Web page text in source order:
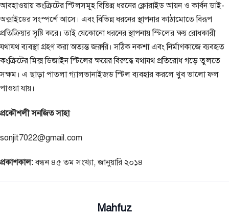
আবহাওয়ায় কংক্রিটের স্টিলসমূহ বিভিন্ন ধরনের ক্লোরাইড আয়ন ও কার্বন ডাই-
অক্সাইডের সংস্পর্শে আসে। এবং বিভিন্ন ধরনের স্থাপনার কাঠামোতে বিরূপ
প্রতিক্রিয়ার সৃষ্টি করে। তাই যেকোনো ধরনের স্থাপনায় স্টিলের ক্ষয় রোধকারী
যথাযথ ব্যবস্থা গ্রহণ করা অত্যন্ত জরুরি। সঠিক নকশা এবং নির্মাণকাজে ব্যবহৃত
কংক্রিটের মিক্স ডিজাইন স্টিলের ক্ষয়ের বিরুদ্ধে যথাযথ প্রতিরোধ গড়ে তুলতে
সক্ষম। এ ছাড়া পাতলা গ্যালভানাইজড স্টিল ব্যবহার করলে খুব ভালো ফল
পাওয়া যায়।
প্রকৌশলী সনজিত সাহা
sonjit7022@gmail.com
প্রকাশকাল:বন্ধন ৪৫ তম সংখ্যা, জানুয়ারি ২০১৪
Mahfuz